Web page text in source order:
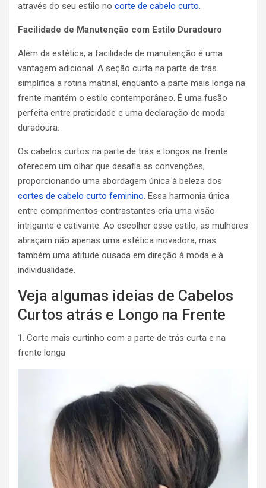
através do seu estilo no corte de cabelo curto.
Facilidade de Manutenção com Estilo Duradouro
Além da estética, a facilidade de manutenção é uma
vantagem adicional. A seção curta na parte de trás
simplifica a rotina matinal, enquanto a parte mais longa na
frente mantém o estilo contemporâneo. É uma fusão
perfeita entre praticidade e uma declaração de moda
duradoura.
Os cabelos curtos na parte de trás e longos na frente
oferecem um olhar que desafia as convenções,
proporcionando uma abordagem única à beleza dos
cortes de cabelo curto feminino. Essa harmonia única
entre comprimentos contrastantes cria uma visão
intrigante e cativante. Ao escolher esse estilo, as mulheres
abraçam não apenas uma estética inovadora, mas
também uma atitude ousada em direção à moda e à
individualidade.
Veja algumas ideias de Cabelos
Curtos atrás e Longo na Frente
1. Corte mais curtinho com a parte de trás curta e na
frente longa